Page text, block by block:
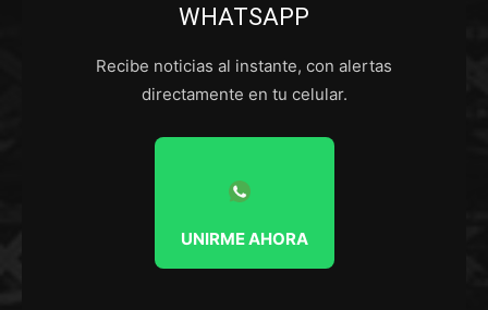
WHATSAPP
Recibe noticias al instante, con alertas
directamente en tu celular.
UNIRME AHORA